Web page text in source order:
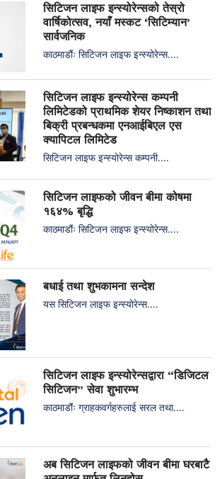
सिटिजन लाइफ इन्स्योरेन्सको तेस्रो
वार्षिकोत्सव, नयाँ मस्कट ‘सिटिम्यान’
सार्वजनिक
काठमाडौंः सिटिजन लाइफ इन्स्योरेन्स....
सिटिजन लाइफ इन्स्योरेन्स कम्पनी
लिमिटेडको प्राथमिक शेयर निष्काशन तथा
बिक्री प्रबन्धकमा एनआईबिएल एस
क्यापिटल लिमिटेड
सिटिजन लाइफ इन्स्योरेन्स कम्पनी....
सिटिजन लाइफको जीवन बीमा कोषमा
१६४% बृद्धि
काठमाडौंः सिटिजन लाइफ इन्स्योरेन्स....
बधाई तथा शुभकामना सन्देश
यस सिटिजन लाइफ इन्स्योरेन्स....
सिटिजन लाइफ इन्स्योरेन्सद्वारा “डिजिटल
सिटिजन” सेवा शुभारम्भ
काठमाडौंः ग्राहकवर्गहरुलाई सरल तथा....
अब सिटिजन लाइफको जीवन बीमा घरबाटै